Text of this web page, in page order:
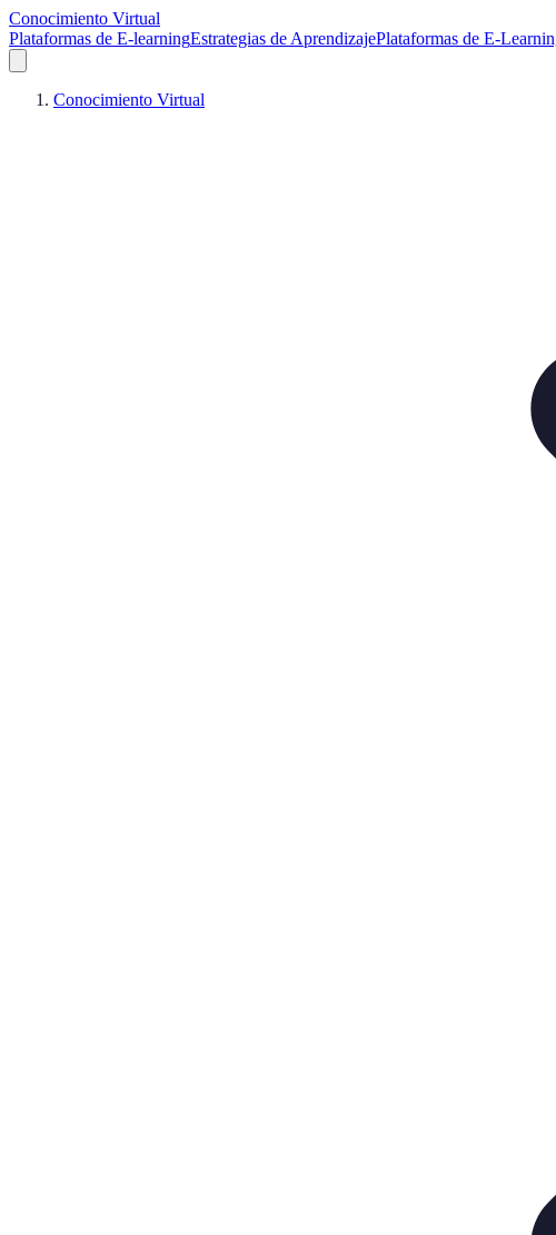
Conocimiento Virtual
Plataformas de E-learningEstrategias de AprendizajePlataformas de E-
Conocimiento Virtual